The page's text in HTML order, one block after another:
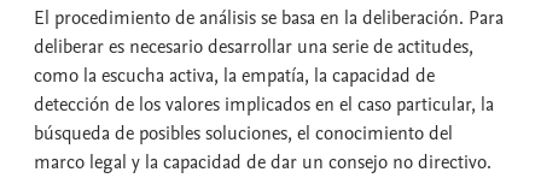
El procedimiento de análisis se basa en la deliberación. Para
deliberar es necesario desarrollar una serie de actitudes,
como la escucha activa, la empatía, la capacidad de
detección de los valores implicados en el caso particular, la
búsqueda de posibles soluciones, el conocimiento del
marco legal y la capacidad de dar un consejo no directivo.